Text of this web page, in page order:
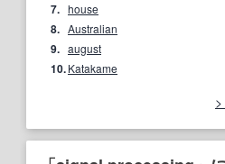
7. house
8. Australian
9. august
10.Katakame